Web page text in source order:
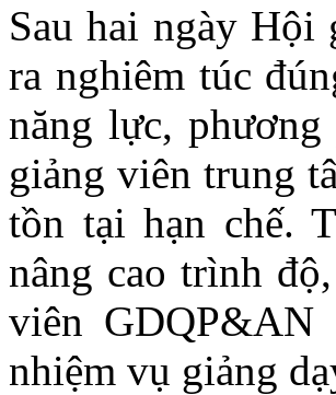
Sau hai ngày Hội
ra nghiêm túc
năng lực, phương
giảng viên trung
tồn tại hạn chế.
nâng cao trình
viên GDQP&AN
nhiệm vụ giảng